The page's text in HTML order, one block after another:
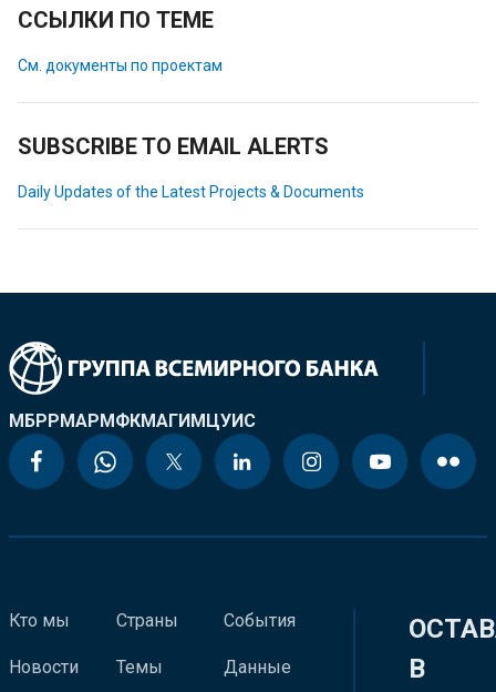
ССЫЛКИ ПО ТЕМЕ
См. документы по проектам
SUBSCRIBE TO EMAIL ALERTS
Daily Updates of the Latest Projects & Documents
МБРРМАРМФКМАГИМЦУИС
Кто мы
Новости
Страны
Темы
События
Данные
В